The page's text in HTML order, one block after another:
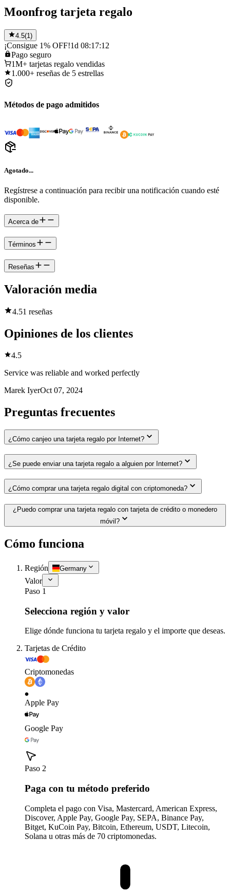
Moonfrog tarjeta regalo
4.5(1)
¡Consigue 1% OFF!1d 08:17:12
Pago seguro
1M+ tarjetas regalo vendidas
1.000+ reseñas de 5 estrellas
Métodos de pago admitidos
Agotado...
Regístrese a continuación para recibir una notificación cuando esté
disponible.
Acerca de
Términos
Reseñas
Valoración media
4.51 reseñas
Opiniones de los clientes
4.5
Service was reliable and worked perfectly
Marek IyerOct 07, 2024
Preguntas frecuentes
¿Cómo canjeo una tarjeta regalo por Internet?
¿Se puede enviar una tarjeta regalo a alguien por Internet?
¿Cómo comprar una tarjeta regalo digital con criptomoneda?
¿Puedo comprar una tarjeta regalo con tarjeta de crédito o monedero
móvil?
Cómo funciona
Región Germany
Valor
Paso 1
Selecciona región y valor
Elige dónde funciona tu tarjeta regalo y el importe que deseas.
Tarjetas de Crédito
Criptomonedas
Apple Pay
Google Pay
Paso 2
Paga con tu método preferido
Completa el pago con Visa, Mastercard, American Express,
Discover, Apple Pay, Google Pay, SEPA, Binance Pay,
Bitget, KuCoin Pay, Bitcoin, Ethereum, USDT, Litecoin,
Solana u otras más de 70 criptomonedas.